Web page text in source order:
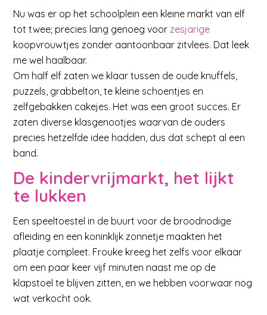
Nu was er op het schoolplein een kleine markt van elf
tot twee; precies lang genoeg voor zesjarige
koopvrouwtjes zonder aantoonbaar zitvlees. Dat leek
me wel haalbaar.
Om half elf zaten we klaar tussen de oude knuffels,
puzzels, grabbelton, te kleine schoentjes en
zelfgebakken cakejes. Het was een groot succes. Er
zaten diverse klasgenootjes waarvan de ouders
precies hetzelfde idee hadden, dus dat schept al een
band.
De kindervrijmarkt, het lijkt
te lukken
Een speeltoestel in de buurt voor de broodnodige
afleiding en een koninklijk zonnetje maakten het
plaatje compleet. Frouke kreeg het zelfs voor elkaar
om een paar keer vijf minuten naast me op de
klapstoel te blijven zitten, en we hebben voorwaar nog
wat verkocht ook.